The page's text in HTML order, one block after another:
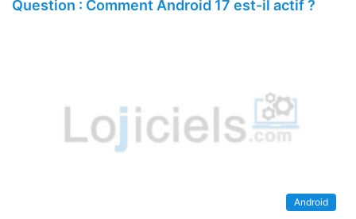
Question : Comment Android 17 est-il actif ?
Android